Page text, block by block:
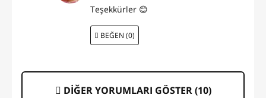
Teşekkürler 😊
BEĞEN (0)
DİĞER YORUMLARI GÖSTER (10)